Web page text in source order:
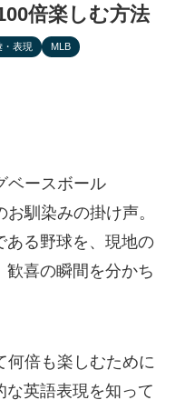
倍楽しむ方法
・表現 MLB
ベースボール
お馴染みの掛け声。
ある野球を、現地の
歓喜の瞬間を分かち
何倍も楽しむために
な英語表現を知って